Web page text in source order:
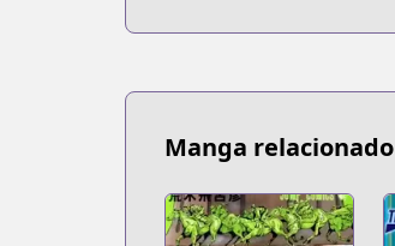
Manga relacionado